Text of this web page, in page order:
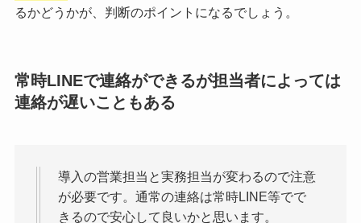
るかどうかが、判断のポイントになるでしょう。
常時LINEで連絡ができるが担当者によっては
連絡が遅いこともある
導入の営業担当と実務担当が変わるので注意
が必要です。通常の連絡は常時LINE等でで
きるので安心して良いかと思います。